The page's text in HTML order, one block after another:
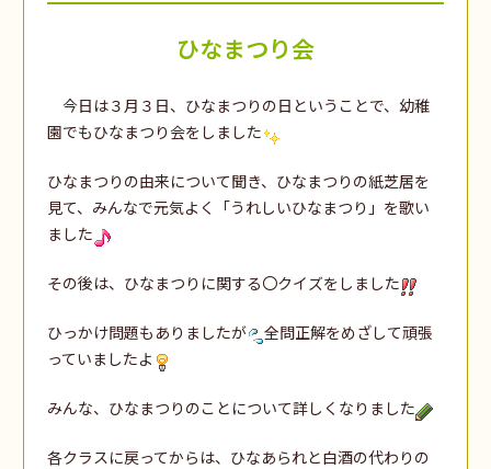
ひなまつり会
今日は３月３日、ひなまつりの日ということで、幼稚
園でもひなまつり会をしました
ひなまつりの由来について聞き、ひなまつりの紙芝居を
見て、みんなで元気よく「うれしいひなまつり」を歌い
ました
その後は、ひなまつりに関する〇クイズをしました
ひっかけ問題もありましたが
全問正解をめざして頑張
っていましたよ
みんな、ひなまつりのことについて詳しくなりました
各クラスに戻ってからは、ひなあられと白酒の代わりの